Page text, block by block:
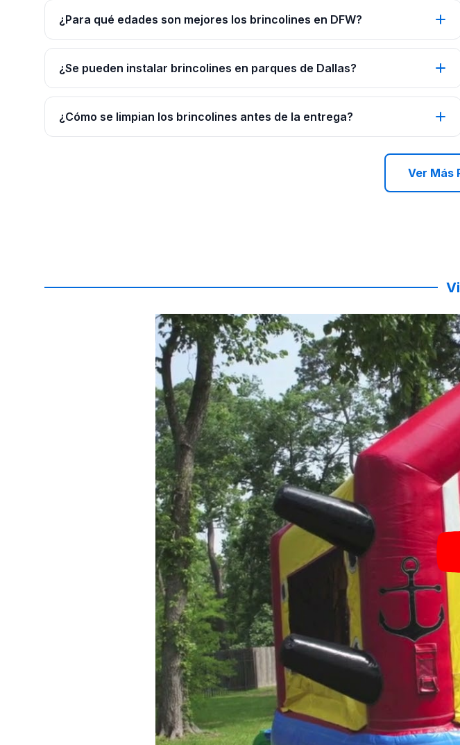
¿Para qué edades son mejores los brincolines en DFW?
¿Se pueden instalar brincolines en parques de Dallas?
¿Cómo se limpian los brincolines antes de la entrega?
Ver Más